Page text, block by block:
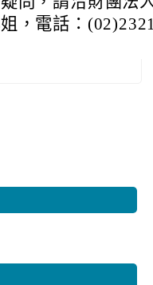
，電話：